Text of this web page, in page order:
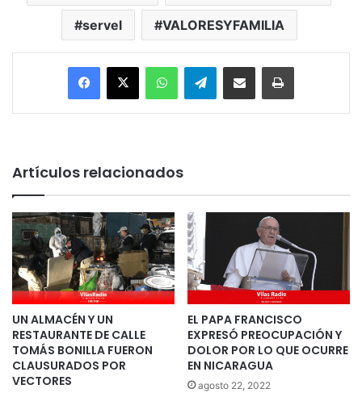
servel VALORESYFAMILIA
Facebook
X WhatsAppTelegramEnviar vía email Imprimir
Artículos relacionados
UN ALMACÉN Y UN
RESTAURANTE DE CALLE
TOMÁS BONILLA FUERON
CLAUSURADOS POR
VECTORES
EL PAPA FRANCISCO
EXPRESÓ PREOCUPACIÓN Y
DOLOR POR LO QUE OCURRE
EN NICARAGUA
agosto 22, 2022